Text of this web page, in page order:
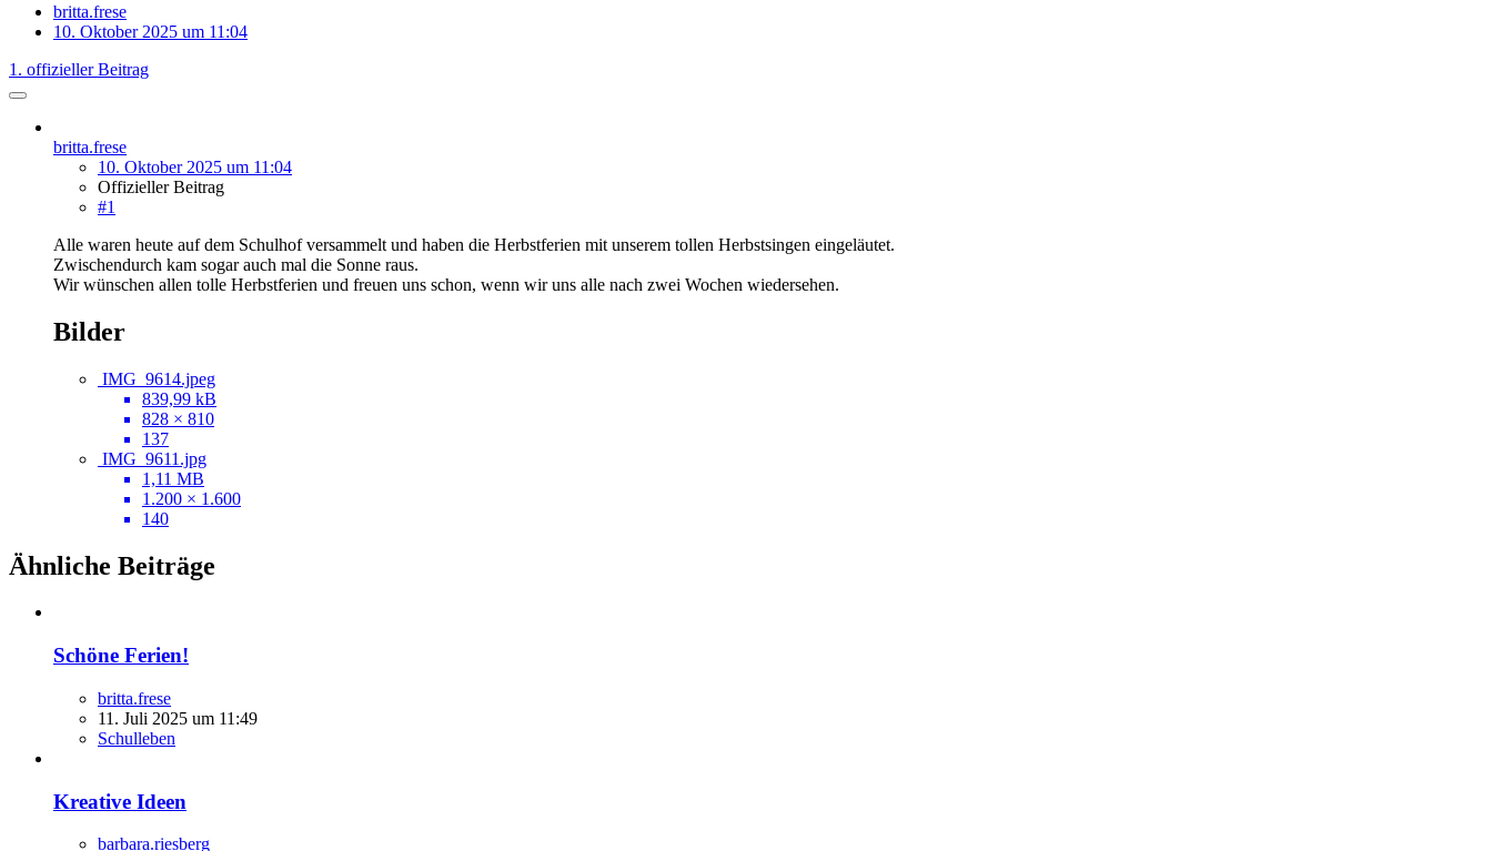
britta.frese
10. Oktober 2025 um 11:04
1. offizieller Beitrag
britta.frese
10. Oktober 2025 um 11:04
Offizieller Beitrag
#1
Alle waren heute auf dem Schulhof versammelt und haben die Herbstferien mit unserem tollen Herbstsingen eingeläutet.
Zwischendurch kam sogar auch mal die Sonne raus.
Wir wünschen allen tolle Herbstferien und freuen uns schon, wenn wir uns alle nach zwei Wochen wiedersehen.
Bilder
IMG_9614.jpeg
839,99 kB
828 × 810
137
IMG_9611.jpg
1,11 MB
1.200 × 1.600
140
Ähnliche Beiträge
Schöne Ferien!
britta.frese
11. Juli 2025 um 11:49
Schulleben
Kreative Ideen
barbara.riesberg